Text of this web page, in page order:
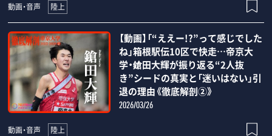
動画・音声 陸上
【動画】「“ええー!?”って感じでした
ね」箱根駅伝10区で快走…帝京大
学・鎗田大輝が振り返る“2人抜
き”シードの真実と「迷いはない」引
退の理由《徹底解剖②》
2026/03/26
動画・音声 陸上